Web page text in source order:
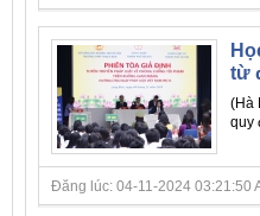
từ
(Hà
quy
Đăng lúc: 04-11-2024 03:21:50